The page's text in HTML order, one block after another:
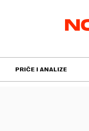
PRIČE I ANALIZE